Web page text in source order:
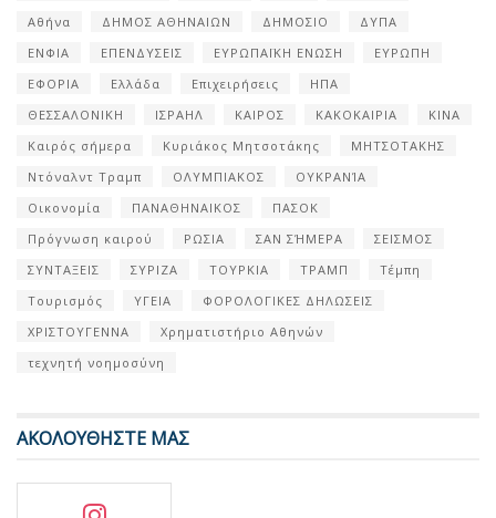
Αθήνα
ΔΗΜΟΣ ΑΘΗΝΑΙΩΝ ΔΗΜΟΣΙΟ
ΔΥΠΑ
ΕΝΦΙΑ
ΕΠΕΝΔΥΣΕΙΣ ΕΥΡΩΠΑΪΚΗ ΕΝΩΣΗ
ΕΥΡΩΠΗ
ΕΦΟΡΙΑ
Ελλάδα Επιχειρήσεις
ΗΠΑ
ΘΕΣΣΑΛΟΝΙΚΗ
ΙΣΡΑΗΛ ΚΑΙΡΟΣ ΚΑΚΟΚΑΙΡΙΑ
ΚΙΝΑ
Καιρός σήμερα
Κυριάκος Μητσοτάκης
ΜΗΤΣΟΤΑΚΗΣ
Ντόναλντ Τραμπ
ΟΛΥΜΠΙΑΚΟΣ
ΟΥΚΡΑΝΊΑ
Οικονομία
ΠΑΝΑΘΗΝΑΙΚΟΣ
ΠΑΣΟΚ
Πρόγνωση καιρού
ΡΩΣΙΑ ΣΑΝ ΣΉΜΕΡΑ
ΣΕΙΣΜΟΣ
ΣΥΝΤΑΞΕΙΣ
ΣΥΡΙΖΑ ΤΟΥΡΚΙΑ ΤΡΑΜΠ
Τέμπη
Τουρισμός
ΥΓΕΙΑ
ΦΟΡΟΛΟΓΙΚΕΣ ΔΗΛΩΣΕΙΣ
ΧΡΙΣΤΟΥΓΕΝΝΑ
Χρηματιστήριο Αθηνών
τεχνητή νοημοσύνη
ΑΚΟΛΟΥΘΗΣΤΕ ΜΑΣ